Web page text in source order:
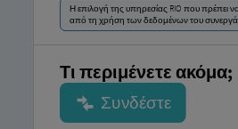
Η επιλογή της υπηρεσίας RIO που πρέπει
από τη χρήση των δεδομένων του
Τι περιμένετε ακόμα;